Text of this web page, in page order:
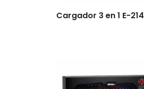
Cargador 3 en 1 E-214